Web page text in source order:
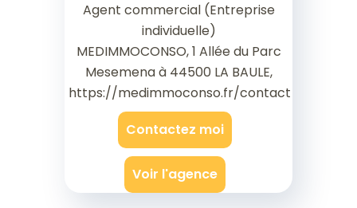
Agent commercial (Entreprise
individuelle)
MEDIMMOCONSO, 1 Allée du Parc
Mesemena à 44500 LA BAULE,
https://medimmoconso.fr/contact
Contactez moi
Voir l'agence